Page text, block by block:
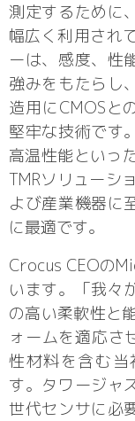
測定するために
幅広く利用され
ーは、感度、性
強みをもたらし
造用にCMOSと
堅牢な技術です
高温性能といっ
TMRソリューシ
よび産業機器に
に最適です。
Crocus CEOの
います。「我々
の高い柔軟性と
ォームを適応さ
性材料を含む当
す。タワージャ
世代センサに必